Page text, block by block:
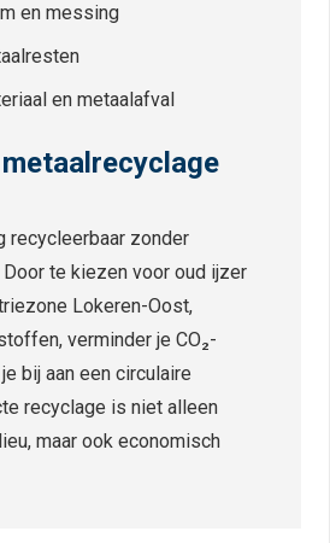
en messing
en metaalafval
recycleerbaar zonder
te kiezen voor oud ijzer
Lokeren-Oost,
verminder je CO₂-
bij aan een circulaire
recyclage is niet alleen
maar ook economisch